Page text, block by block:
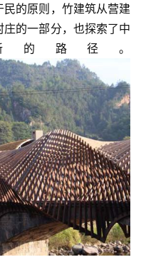
的原则，竹建筑从营建
的一部分，也探索了中
的路径。